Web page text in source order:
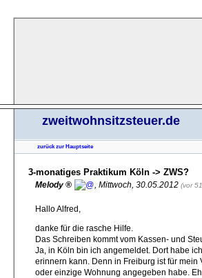
zweitwohnsitzsteuer.de
zurück zur Hauptseite
3-monatiges Praktikum Köln -> ZWS?
Melody
, Mittwoch, 30.05.2012 (vor
Hallo Alfred,
danke für die rasche Hilfe.
Das Schreiben kommt vom Kassen- und
Ja, in Köln bin ich angemeldet. Dort habe
erinnern kann. Denn in Freiburg ist für
oder einzige Wohnung angegeben habe.